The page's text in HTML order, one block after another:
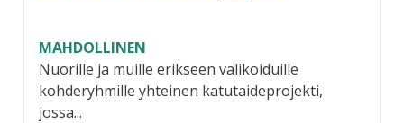
MAHDOLLINEN
Nuorille ja muille erikseen valikoiduille
kohderyhmille yhteinen katutaideprojekti,
jossa...